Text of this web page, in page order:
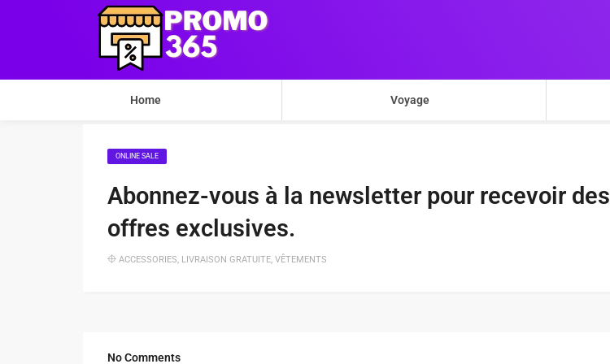
Home Voyage
ONLINE SALE
Abonnez-vous à la newsletter pour recevoir des
offres exclusives.
ACCESSORIES, LIVRAISON GRATUITE, VÊTEMENTS
No Comments